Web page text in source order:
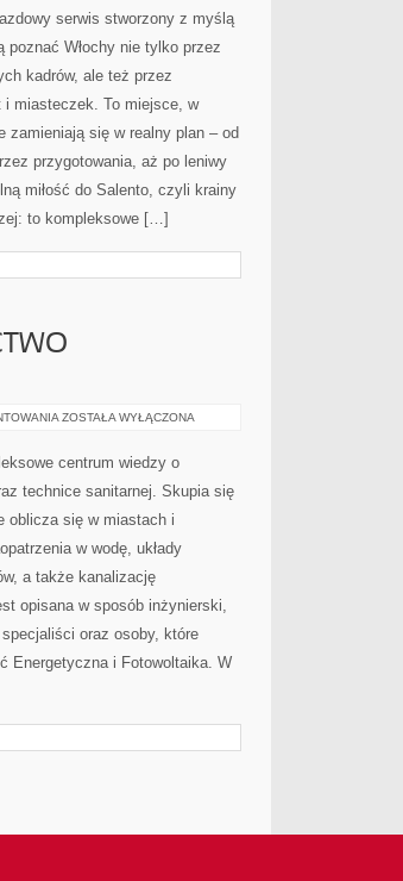
serwis stworzony z myślą
poznać Włochy nie tylko przez
kadrów, ale też przez
i miasteczek. To miejsce, w
zamieniają się w realny plan – od
przygotowania, aż po leniwy
miłość do Salento, czyli krainy
to kompleksowe […]
ZRÓWNOWAŻONE
ZOSTAŁA WYŁĄCZONA
centrum wiedzy o
technice sanitarnej. Skupia się
oblicza się w miastach i
w wodę, układy
a także kanalizację
opisana w sposób inżynierski,
oraz osoby, które
Energetyczna i Fotowoltaika. W